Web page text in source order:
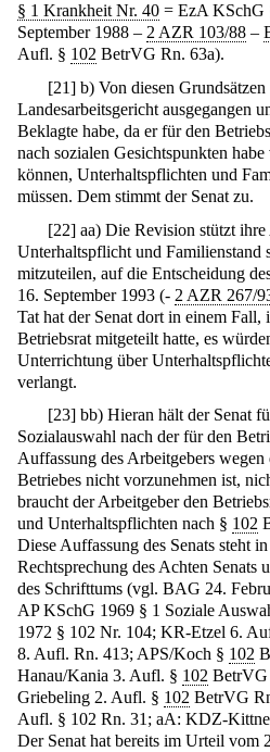
§ 1 Krankheit Nr. 40 = EzA KSchG
September 1988 – 2 AZR 103/88 –
Aufl. § 102 BetrVG Rn. 63a).
[21] b) Von diesen Grundsätzen
Landesarbeitsgericht ausgegangen
Beklagte habe, da er für den
nach sozialen Gesichtspunkten
können, Unterhaltspflichten und
müssen. Dem stimmt der Senat zu.
[22] aa) Die Revision stützt
Unterhaltspflicht und Familienstand
mitzuteilen, auf die Entscheidung
16. September 1993 (- 2 AZR 267/
Tat hat der Senat dort in einem Fall,
Betriebsrat mitgeteilt hatte, es
Unterrichtung über
verlangt.
[23] bb) Hieran hält der Senat
Sozialauswahl nach der für den
Auffassung des Arbeitgebers
Betriebes nicht vorzunehmen ist,
braucht der Arbeitgeber den
und Unterhaltspflichten nach § 102
Diese Auffassung des Senats steht
Rechtsprechung des Achten Senats
des Schrifttums (vgl. BAG 24.
AP KSchG 1969 § 1 Soziale
1972 § 102 Nr. 104; KR-Etzel 6.
8. Aufl. Rn. 413; APS/Koch § 102
Hanau/Kania 3. Aufl. § 102
Griebeling 2. Aufl. § 102 BetrVG
Aufl. § 102 Rn. 31; aA: KDZ-
Der Senat hat bereits im Urteil vom